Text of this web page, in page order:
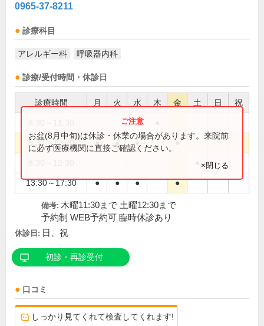
0965-37-8211
診療科目
アレルギー科 呼吸器内科
診療/受付時間・休診日
診療時間 月 火 水 木 金 土 日 祝
8:30～12:00 ● ● ● ●
13:30～17:30 ● ● ● ●
お盆(8月中旬)は休診・休業の場合があります。来院前
に必ず医療機関に直接ご確認ください。
×閉じる
備考: 木曜11:30まで 土曜12:30まで
予約制 WEB予約可 臨時休診あり
休診日: 日、祝
初診・再診受付
口コミ
しっかり見てくれて検査してくれます!